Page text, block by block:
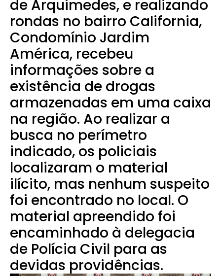
de Arquimedes, e realizando
rondas no bairro California,
Condomínio Jardim
América, recebeu
informações sobre a
existência de drogas
armazenadas em uma caixa
na região. Ao realizar a
busca no perímetro
indicado, os policiais
localizaram o material
ilícito, mas nenhum suspeito
foi encontrado no local. O
material apreendido foi
encaminhado à delegacia
de Polícia Civil para as
devidas providências.